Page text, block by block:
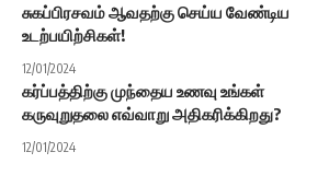
சுகப்பிரசவம் ஆவதற்கு செய்ய வேண்டிய
உடற்பயிற்சிகள்!
12/01/2024
கர்ப்பத்திற்கு முந்தைய உணவு உங்கள்
கருவுறுதலை எவ்வாறு அதிகரிக்கிறது?
12/01/2024